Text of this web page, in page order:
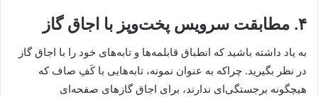
۴. مطابقت سرویس پخت‌و‌پز با اجاق گاز
به یاد داشته باشید که انطباق قابلمه‌ها و تابه‌های خود را با اجاق گاز
در نظر بگیرید. چراکه به عنوان نمونه، تابه‌هایی با کَفِ صاف که
هیچگونه برجستگی‌ای ندارند، برای اجاق گازهای صفحه‌ای